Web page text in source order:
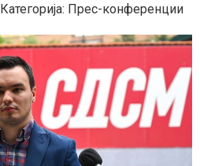
Категорија: Прес-конференции